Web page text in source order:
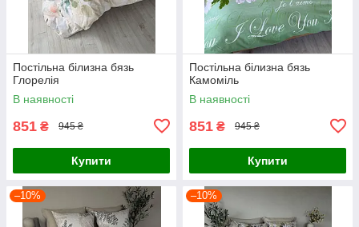
Постільна білизна бязь
Глорелія
В наявності
851 ₴ 945 ₴
Купити
Постільна білизна бязь
Камоміль
В наявності
851 ₴ 945 ₴
Купити
–10% –10%